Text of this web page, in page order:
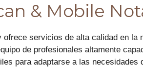
& Mobile
servicios de alta calidad en
de profesionales altamente
para adaptarse a las